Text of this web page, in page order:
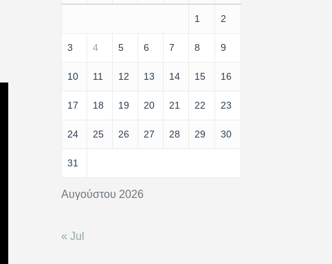
Αυγούστου 2026
1 2
3 4 5 6 7 8 9
10 11 12 13 14 15 16
17 18 19 20 21 22 23
24 25 26 27 28 29 30
31
« Jul